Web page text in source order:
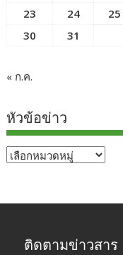
23
24 25
30
31
« ก.ค.
หัวข้อข่าว
หัวข้อ
ติดตามข่าวสาร